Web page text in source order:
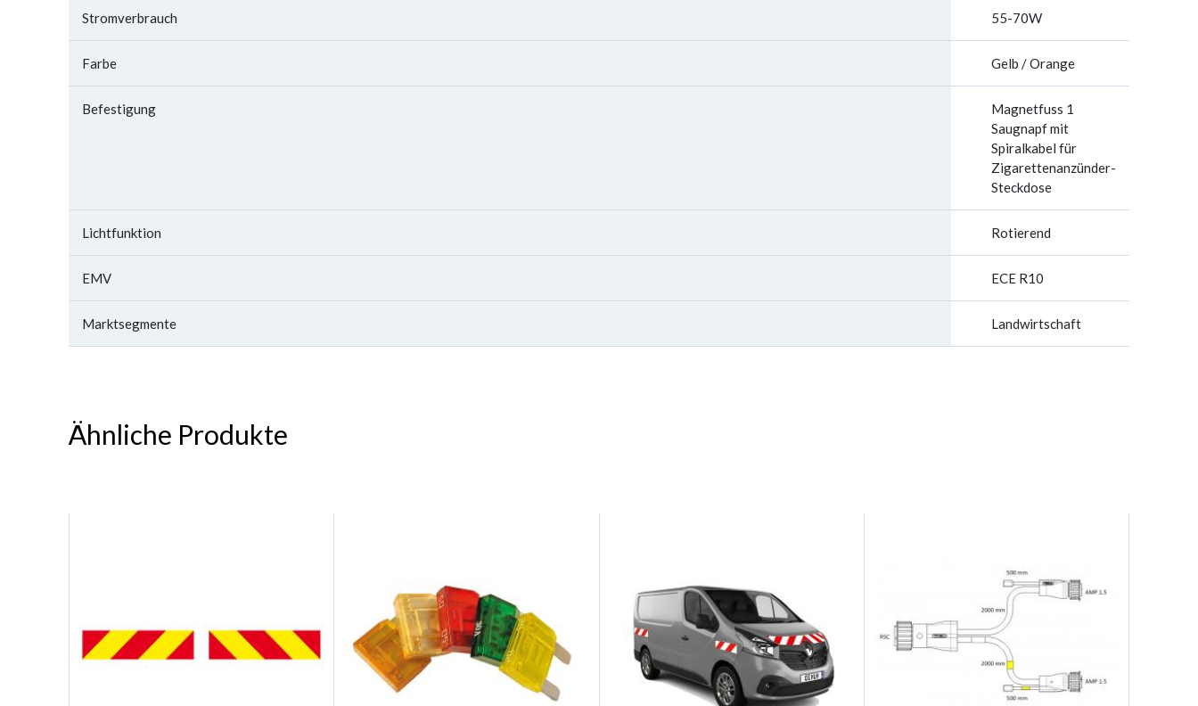
Stromverbrauch 55-70W
Farbe Gelb / Orange
Befestigung
Magnetfuss 1
Saugnapf mit
Spiralkabel für
Zigarettenanzünder-
Steckdose
Lichtfunktion Rotierend
EMV ECE R10
Marktsegmente Landwirtschaft
Ähnliche Produkte